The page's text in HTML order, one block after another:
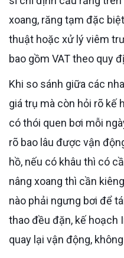
xoang, răng tạm đặc
thuật hoặc xử lý viêm
bao gồm VAT theo quy
Khi so sánh giữa các nha khoa, chú nên hỏi không chỉ
giá trụ mà còn hỏi rõ kế
có thói quen bơi mỗi
rõ bao lâu được vận
hồ, nếu có khâu thì có
nâng xoang thì cần
nào phải ngưng bơi để
thao đều đặn, kế hoạch
quay lại vận động,